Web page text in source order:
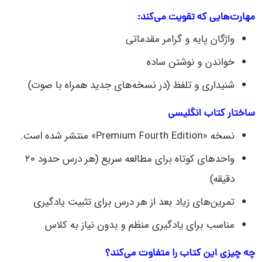
مهارت‌هایی که تقویت می‌کند:
واژگان پایه و گرامر مقدماتی
خواندن و نوشتن ساده
شنیداری و تلفظ (در نسخه‌های جدید همراه با صوت)
ساختار کتاب انگلیسی
نسخه «Premium Fourth Edition» منتشر شده است.
واحدهای کوتاه برای مطالعه سریع (هر درس حدود ۲۰
دقیقه)
تمرین‌های زیاد بعد از هر درس برای تثبیت یادگیری
مناسب برای یادگیری منظم و بدون نیاز به کلاس
چه چیزی این کتاب را متفاوت می‌کند؟